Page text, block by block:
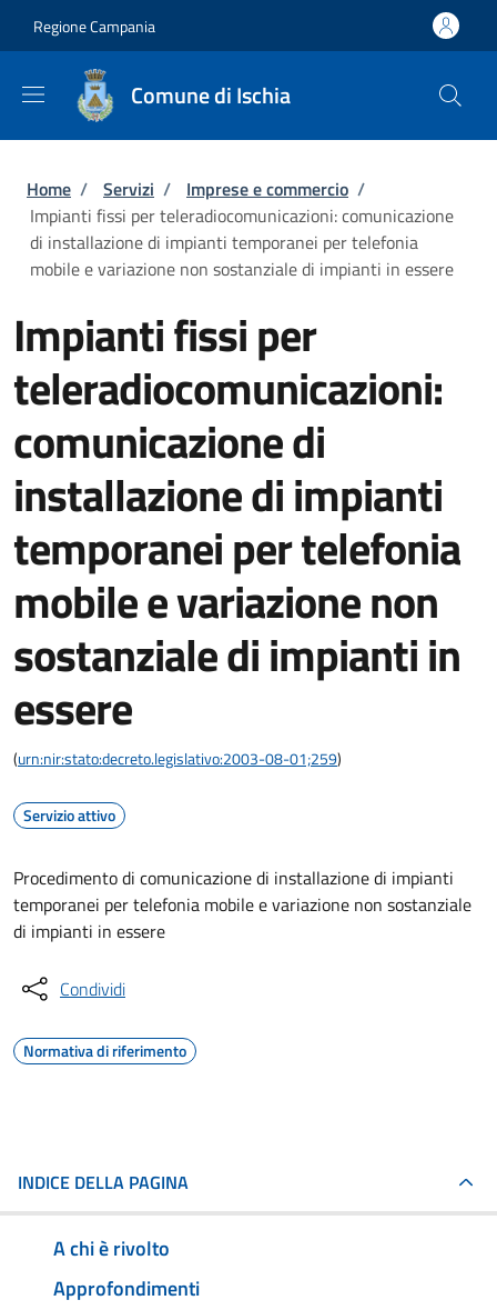
Regione Campania
Comune di Ischia
Briciole di pane
Home / Servizi / Imprese e commercio /
Impianti fissi per teleradiocomunicazioni: comunicazione
di installazione di impianti temporanei per telefonia
mobile e variazione non sostanziale di impianti in essere
Impianti fissi per
teleradiocomunicazioni:
comunicazione di
installazione di impianti
temporanei per telefonia
mobile e variazione non
sostanziale di impianti in
essere
(urn:nir:stato:decreto.legislativo:2003-08-01;259)
Servizio attivo
Procedimento di comunicazione di installazione di impianti
temporanei per telefonia mobile e variazione non sostanziale
di impianti in essere
Condividi
Normativa di riferimento
INDICE DELLA PAGINA
A chi è rivolto
Approfondimenti